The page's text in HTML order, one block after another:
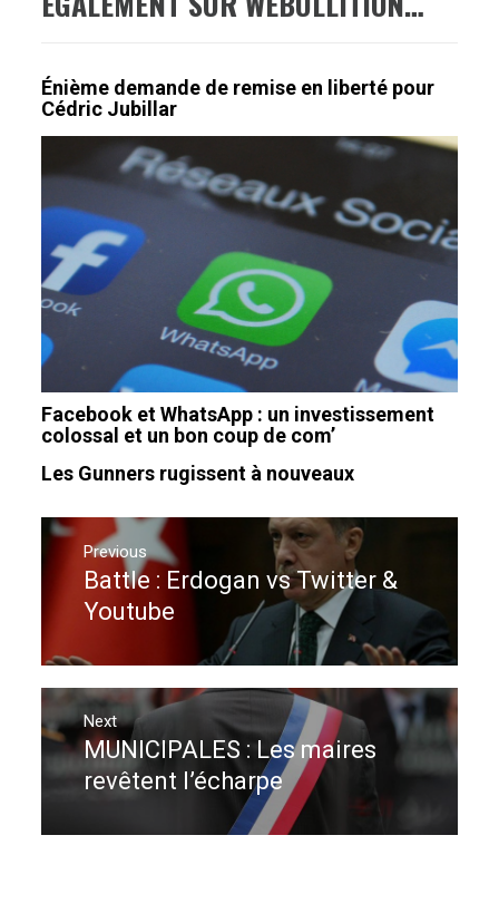
Énième demande de remise en liberté pour
Cédric Jubillar
Facebook et WhatsApp : un investissement
colossal et un bon coup de com’
Les Gunners rugissent à nouveaux
Navigation
de
l’article
Previous
Previous
post:
Battle : Erdogan vs Twitter &
Youtube
Next
Next
post:
MUNICIPALES : Les maires
revêtent l’écharpe